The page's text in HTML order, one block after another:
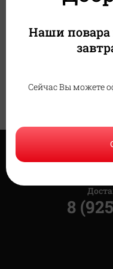
07-26
8
Наши повара
Сейчас Вы можете